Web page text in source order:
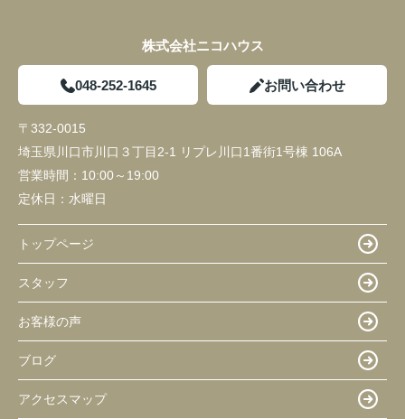
株式会社ニコハウス
048-252-1645 お問い合わせ
〒332-0015
埼玉県川口市川口３丁目2-1 リプレ川口1番街1号棟 106A
営業時間： 10:00～19:00
定休日： 水曜日
トップページ
スタッフ
お客様の声
ブログ
アクセスマップ